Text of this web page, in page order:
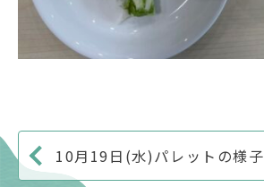
10月19日(水)パレットの様子